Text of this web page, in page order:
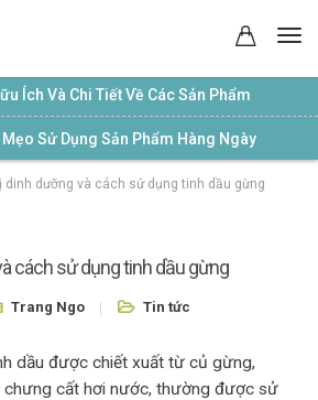
Ích Và Chi Tiết Về Các Sản Phẩm
Mẹo Sử Dụng Sản Phẩm Hàng Ngày
dinh dưỡng và cách sử dụng tinh dầu gừng
cách sử dụng tinh dầu gừng
Trang Ngo Tin tức
dầu được chiết xuất từ củ gừng,
cất hơi nước, thường được sử